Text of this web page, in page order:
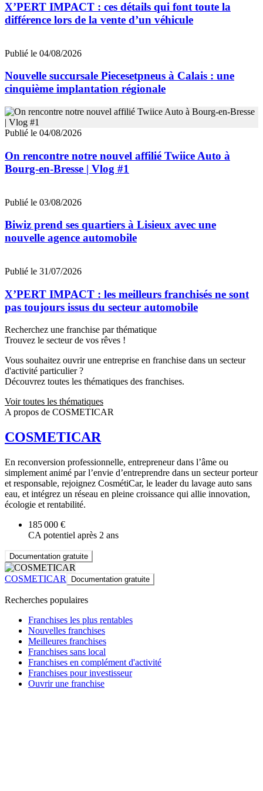
X’PERT IMPACT : ces détails qui font toute la
différence lors de la vente d’un véhicule
Publié le 04/08/2026
Nouvelle succursale Piecesetpneus à Calais : une
cinquième implantation régionale
Publié le 04/08/2026
On rencontre notre nouvel affilié Twiice Auto à
Bourg-en-Bresse | Vlog #1
Publié le 03/08/2026
Biwiz prend ses quartiers à Lisieux avec une
nouvelle agence automobile
Publié le 31/07/2026
X’PERT IMPACT : les meilleurs franchisés ne sont
pas toujours issus du secteur automobile
Recherchez une franchise par thématique
Trouvez le secteur de vos rêves !
Vous souhaitez ouvrir une entreprise en franchise dans un secteur
d'activité particulier ?
Découvrez toutes les thématiques des franchises.
Voir toutes les thématiques
A propos de COSMETICAR
COSMETICAR
En reconversion professionnelle, entrepreneur dans l’âme ou
simplement animé par l’envie d’entreprendre dans un secteur porteur
et responsable, rejoignez CosmétiCar, le leader du lavage auto sans
eau, et intégrez un réseau en pleine croissance qui allie innovation,
écologie et rentabilité.
185 000 €
CA potentiel après 2 ans
Documentation gratuite
COSMETICAR Documentation gratuite
Recherches populaires
Franchises les plus rentables
Nouvelles franchises
Meilleures franchises
Franchises sans local
Franchises en complément d'activité
Franchises pour investisseur
Ouvrir une franchise